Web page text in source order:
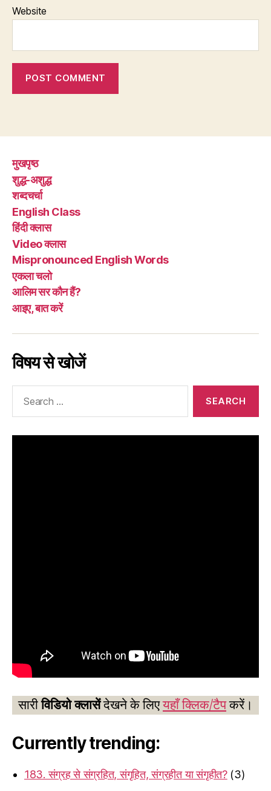
Website
मुखपृष्ठ
शुद्ध-अशुद्ध
शब्दचर्चा
English Class
हिंदी क्लास
Video क्लास
Mispronounced English Words
एकला चलो
आलिम सर कौन हैं?
आइए, बात करें
विषय से खोजें
सारीविडियो क्लासेंदेखने के लिएयहाँ क्लिक/टैपकरें।
Currently trending:
183. संग्रह से संग्रहित, संगृहित, संग्रहीत या संगृहीत? (3)